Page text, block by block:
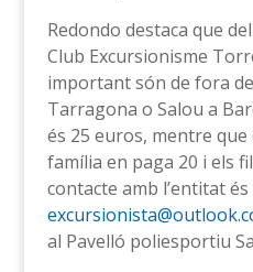
Redondo destaca que
Club Excursionisme
important són de fora
Tarragona o Salou a
és 25 euros, mentre
família en paga 20 i els
contacte amb l’entitat
al Pavelló poliesportiu